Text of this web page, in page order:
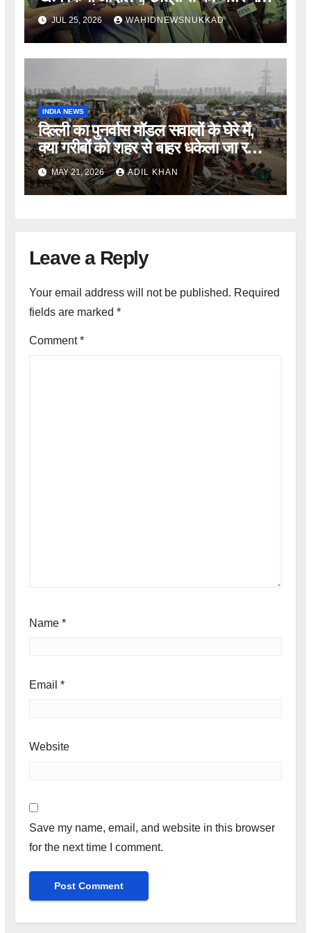
खाली करने की अपील
JUL 25, 2026 WAHIDNEWSNUKKAD
INDIA NEWS
दिल्ली का पुनर्वास मॉडल सवालों के घेरे में,
क्या गरीबों को शहर से बाहर धकेला जा रहा
है?MAY 21, 2026 ADIL KHAN
Leave a Reply
Your email address will not be published. Required
fields are marked *
Comment*
Name *
Email *
Website
Save my name, email, and website in this browser
for the next time I comment.